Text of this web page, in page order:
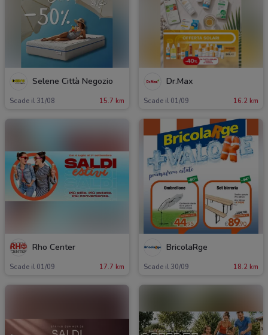
Selene Città Negozio
Scade il 31/08 15.7 km
Dr.Max
Scade il 01/09 16.2 km
Rho Center
Scade il 01/09 17.7 km
BricolaRge
Scade il 30/09 18.2 km